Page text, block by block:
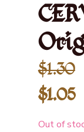
$1.30
$1.05
Out of